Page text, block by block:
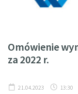
Omówienie
za 2022 r.
21.04.2023 13:30